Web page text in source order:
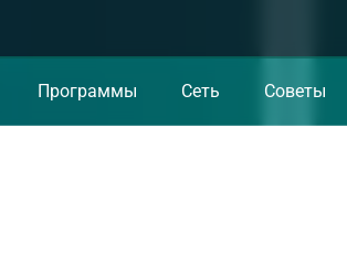
Программы Сеть Советы